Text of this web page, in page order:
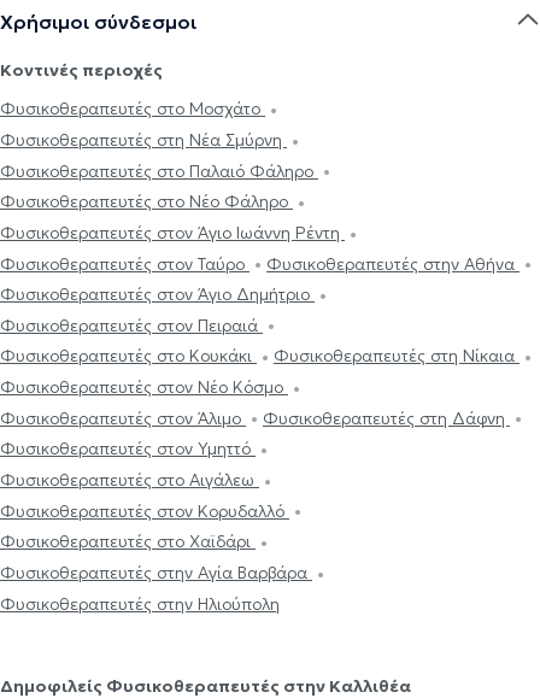
Χρήσιμοι σύνδεσμοι
Κοντινές περιοχές
Φυσικοθεραπευτές στο Μοσχάτο
Φυσικοθεραπευτές στη Νέα Σμύρνη
Φυσικοθεραπευτές στο Παλαιό Φάληρο
Φυσικοθεραπευτές στο Νέο Φάληρο
Φυσικοθεραπευτές στον Άγιο Ιωάννη Ρέντη
Φυσικοθεραπευτές στον Ταύρο
Φυσικοθεραπευτές στην Αθήνα
Φυσικοθεραπευτές στον Άγιο Δημήτριο
Φυσικοθεραπευτές στον Πειραιά
Φυσικοθεραπευτές στο Κουκάκι
Φυσικοθεραπευτές στη Νίκαια
Φυσικοθεραπευτές στον Νέο Κόσμο
Φυσικοθεραπευτές στον Άλιμο
Φυσικοθεραπευτές στη Δάφνη
Φυσικοθεραπευτές στον Υμηττό
Φυσικοθεραπευτές στο Αιγάλεω
Φυσικοθεραπευτές στον Κορυδαλλό
Φυσικοθεραπευτές στο Χαϊδάρι
Φυσικοθεραπευτές στην Αγία Βαρβάρα
Φυσικοθεραπευτές στην Ηλιούπολη
Δημοφιλείς Φυσικοθεραπευτές στην Καλλιθέα